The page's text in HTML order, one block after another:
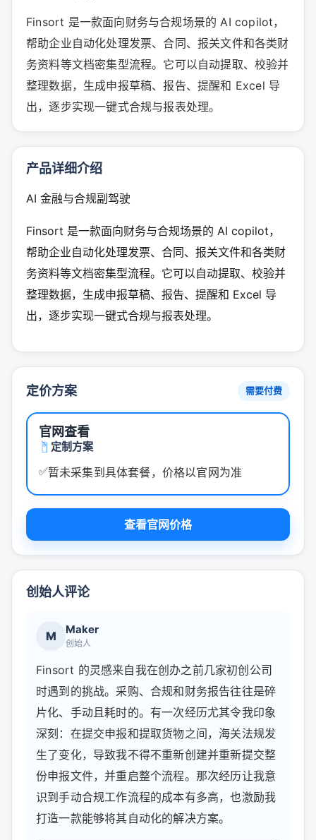
Finsort 是一款面向财务与合规场景的 AI copilot，
帮助企业自动化处理发票、合同、报关文件和各类财
务资料等文档密集型流程。它可以自动提取、校验并
整理数据，生成申报草稿、报告、提醒和 Excel 导
出，逐步实现一键式合规与报表处理。
产品详细介绍
AI 金融与合规副驾驶
Finsort 是一款面向财务与合规场景的 AI copilot，
帮助企业自动化处理发票、合同、报关文件和各类财
务资料等文档密集型流程。它可以自动提取、校验并
整理数据，生成申报草稿、报告、提醒和 Excel 导
出，逐步实现一键式合规与报表处理。
定价方案 需要付费
官网查看
定制方案
✅暂未采集到具体套餐，价格以官网为准
查看官网价格
创始人评论
M Maker
创始人
Finsort 的灵感来自我在创办之前几家初创公司
时遇到的挑战。采购、合规和财务报告往往是碎
片化、手动且耗时的。有一次经历尤其令我印象
深刻：在提交申报和提取货物之间，海关法规发
生了变化，导致我不得不重新创建并重新提交整
份申报文件，并重启整个流程。那次经历让我意
识到手动合规工作流程的成本有多高，也激励我
打造一款能够将其自动化的解决方案。